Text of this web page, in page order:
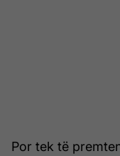
Por tek të